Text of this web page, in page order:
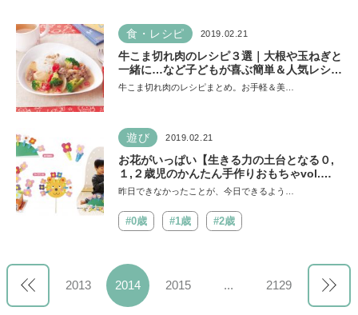
食・レシピ 2019.02.21
牛こま切れ肉のレシピ３選｜大根や玉ねぎと
一緒に…など子どもが喜ぶ簡単＆人気レシピ
を厳選
牛こま切れ肉のレシピまとめ。お手軽＆美…
遊び 2019.02.21
お花がいっぱい【生きる力の土台となる０,
１,２歳児のかんたん手作りおもちゃvol.
８】
昨日できなかったことが、今日できるよう…
#0歳 #1歳 #2歳
2013 2014 2015 ... 2129